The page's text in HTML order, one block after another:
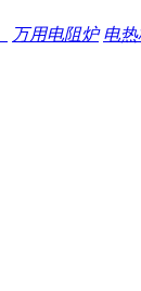
万用电阻炉 电热